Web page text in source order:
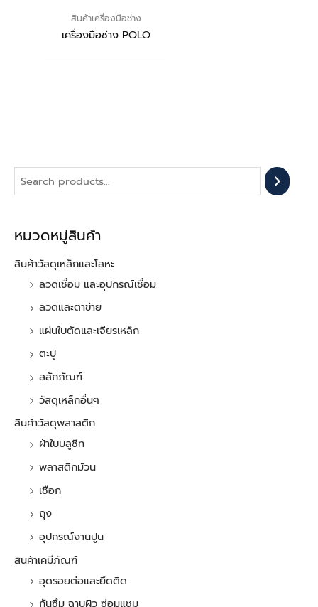
หมวดหมู่สินค้า
สินค้าวัสดุเหล็กและโลหะ
ลวดเชื่อม และอุปกรณ์เชื่อม
ลวดและตาข่าย
แผ่นใบตัดและเจียรเหล็ก
ตะปู
สลักภัณฑ์
วัสดุเหล็กอื่นๆ
สินค้าวัสดุพลาสติก
ผ้าใบบลูชีท
พลาสติกม้วน
เชือก
ถุง
อุปกรณ์งานปูน
สินค้าเคมีภัณฑ์
อุดรอยต่อและยึดติด
กันซึม ฉาบผิว ซ่อมแซม
สินค้าเครื่องมือช่าง
เครื่องมือช่าง POLO